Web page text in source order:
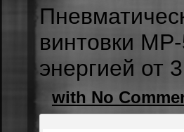
винтовки
энергией от
with No